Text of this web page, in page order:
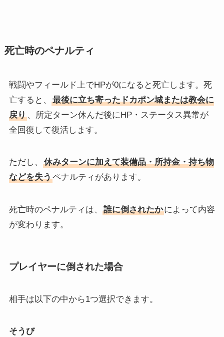
死亡時のペナルティ
戦闘やフィールド上でHPが0になると死亡します。死
亡すると、
最後に立ち寄ったドカポン城または教会に
戻り、所定ターン休んだ後にHP・ステータス異常が
全回復して復活します。
ただし、
休みターンに加えて装備品・所持金・持ち物
などを失うペナルティがあります。
死亡時のペナルティは、 誰に倒されたかによって内容
が変わります。
プレイヤーに倒された場合
相手は以下の中から1つ選択できます。
そうび